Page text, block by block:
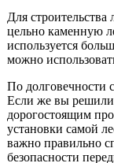
Для
цельно каменную
используется
можно
По долговечности
Если же вы решили
дорогостоящим
установки самой
важно правильно
безопасности